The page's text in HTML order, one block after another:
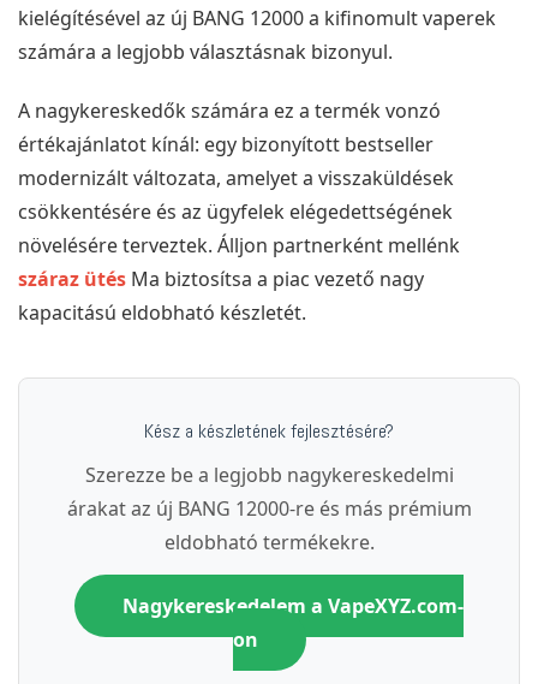
kielégítésével az új BANG 12000 a kifinomult vaperek
számára a legjobb választásnak bizonyul.
A nagykereskedők számára ez a termék vonzó
értékajánlatot kínál: egy bizonyított bestseller
modernizált változata, amelyet a visszaküldések
csökkentésére és az ügyfelek elégedettségének
növelésére terveztek. Álljon partnerként mellénk
száraz ütés Ma biztosítsa a piac vezető nagy
kapacitású eldobható készletét.
Kész a készletének fejlesztésére?
Szerezze be a legjobb nagykereskedelmi
árakat az új BANG 12000-re és más prémium
eldobható termékekre.
Nagykereskedelem a VapeXYZ.com-
on